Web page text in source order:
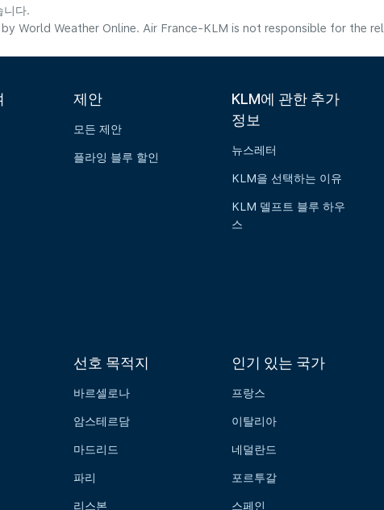
니다.
World Weather Online. Air France-KLM is not responsible for the
제안
모든 제안
플라잉 블루 할인
KLM에 관한 추가
정보
뉴스레터
KLM을 선택하는 이유
KLM 델프트 블루 하우
스
선호 목적지
바르셀로나
암스테르담
마드리드
파리
리스본
인기 있는 국가
프랑스
이탈리아
네덜란드
포르투갈
스페인